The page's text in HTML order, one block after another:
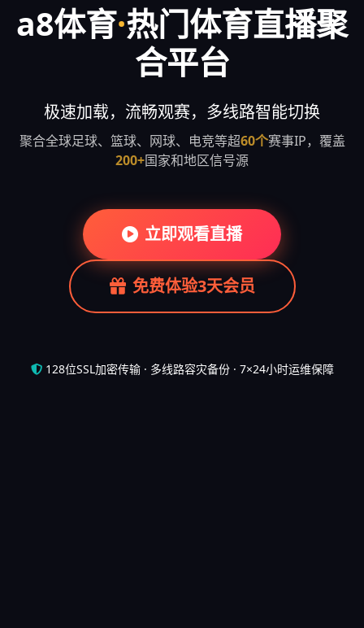
a8体育·热门体育直播聚
合平台
极速加载，流畅观赛，多线路智能切换
聚合全球足球、篮球、网球、电竞等超60个赛事IP，覆盖
200+国家和地区信号源
立即观看直播
免费体验3天会员
128位SSL加密传输 · 多线路容灾备份 · 7×24小时运维保障